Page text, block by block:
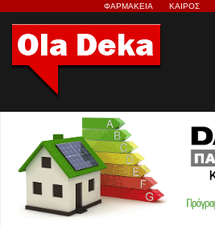
ΦΑΡΜΑΚΕΙΑ ΚΑΙΡΟΣ